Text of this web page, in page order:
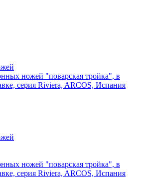
ножей "поварская тройка", в
серия Riviera, ARCOS, Испания
ножей "поварская тройка", в
серия Riviera, ARCOS, Испания